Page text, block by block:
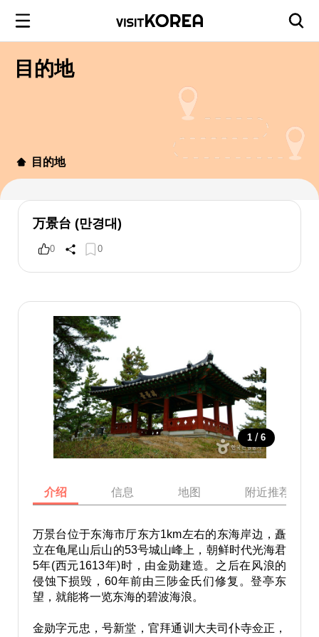
目的地
目的地
万景台 (만경대)
0 0
1 / 6
介绍 信息 地图 附近推荐景点
万景台位于东海市厅东方1km左右的东海岸边，矗
立在龟尾山后山的53号城山峰上，朝鲜时代光海君
5年(西元1613年)时，由金勋建造。之后在风浪的
侵蚀下损毁，60年前由三陟金氏们修复。登亭东
望，就能将一览东海的碧波海浪。
金勋字元忠，号新堂，官拜通训大夫司仆寺佥正，